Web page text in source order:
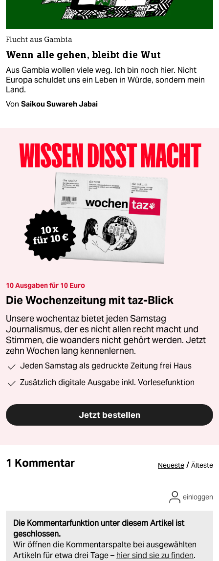
Flucht aus Gambia
Wenn alle gehen, bleibt die Wut
Aus Gambia wollen viele weg. Ich bin noch hier. Nicht
Europa schuldet uns ein Leben in Würde, sondern mein
Land.
Von Saikou Suwareh Jabai
10 Ausgaben für 10 Euro
Die Wochenzeitung mit taz-Blick
Unsere wochentaz bietet jeden Samstag
Journalismus, der es nicht allen recht macht und
Stimmen, die woanders nicht gehört werden. Jetzt
zehn Wochen lang kennenlernen.
Jeden Samstag als gedruckte Zeitung frei Haus
Zusätzlich digitale Ausgabe inkl. Vorlesefunktion
Jetzt bestellen
1 Kommentar Neueste / Älteste
Die Kommentarfunktion unter diesem Artikel ist
geschlossen.
Wir öffnen die Kommentarspalte bei ausgewählten
Artikeln für etwa drei Tage – hier sind sie zu finden.
einloggen